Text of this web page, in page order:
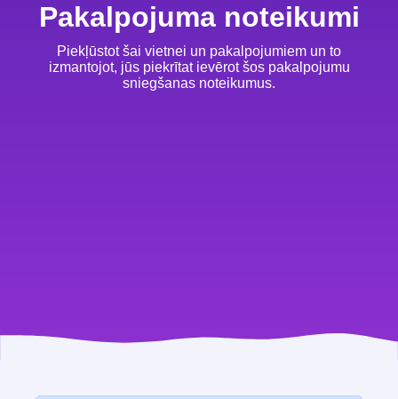
Pakalpojuma noteikumi
Piekļūstot šai vietnei un pakalpojumiem un to
izmantojot, jūs piekrītat ievērot šos pakalpojumu
sniegšanas noteikumus.